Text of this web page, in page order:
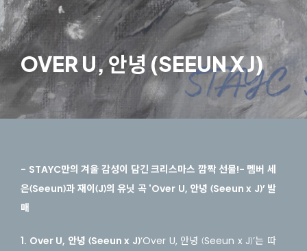
OVER U, 안녕 (SEEUN X J)
- STAYC만의 겨울 감성이 담긴 크리스마스 깜짝 선물!- 멤버 세
은(Seeun)과 재이(J)의 유닛 곡 'Over U, 안녕 (Seeun x J)’ 발
매
1. Over U, 안녕 (Seeun x J)‘Over U, 안녕 (Seeun x J)’는 따